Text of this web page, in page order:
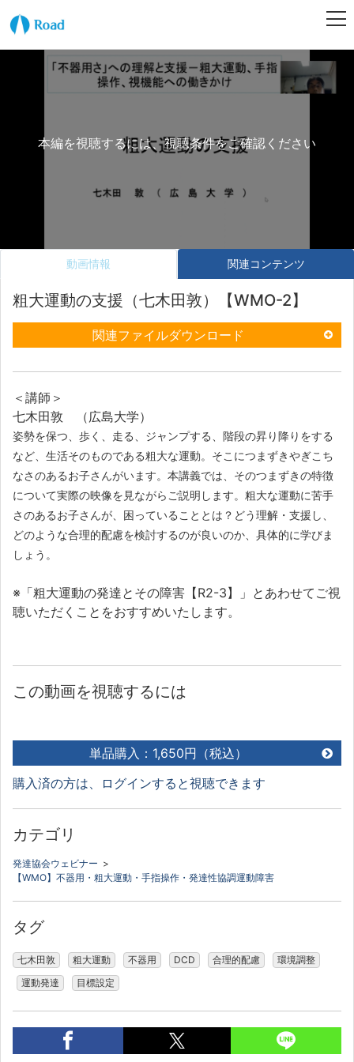
本編を視聴するには、視聴条件をご確認ください
動画情報 関連コンテンツ
粗大運動の支援（七木田敦）【WMO-2】
関連ファイルダウンロード
＜講師＞
七木田敦 （広島大学）
姿勢を保つ、歩く、走る、ジャンプする、階段の昇り降りをする
など、生活そのものである粗大な運動。そこにつまずきやぎこち
なさのあるお子さんがいます。本講義では、そのつまずきの特徴
について実際の映像を見ながらご説明します。粗大な運動に苦手
さのあるお子さんが、困っていることとは？どう理解・支援し、
どのような合理的配慮を検討するのが良いのか、具体的に学びま
しょう。
※「粗大運動の発達とその障害【R2-3】」とあわせてご視
聴いただくことをおすすめいたします。
この動画を視聴するには
単品購入：1,650円（税込）
購入済の方は、ログインすると視聴できます
カテゴリ
発達協会ウェビナー >
【WMO】不器用・粗大運動・手指操作・発達性協調運動障害
タグ
七木田敦 粗大運動 不器用 DCD 合理的配慮
環境調整
運動発達
目標設定